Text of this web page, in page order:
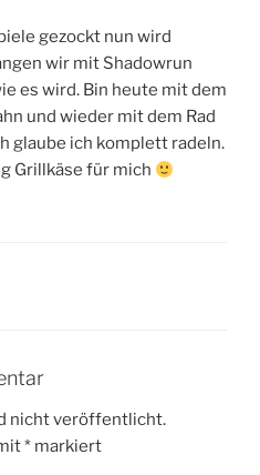
gezockt nun wird
wir mit Shadowrun
es wird. Bin heute mit dem
und wieder mit dem Rad
glaube ich komplett radeln.
Grillkäse für mich
nicht veröffentlicht.
* markiert